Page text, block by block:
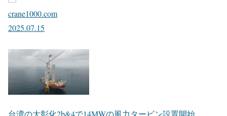
crane1000.com
2025.07.15
台湾の大彰化2b&4で14MWの風力タービン設置開始